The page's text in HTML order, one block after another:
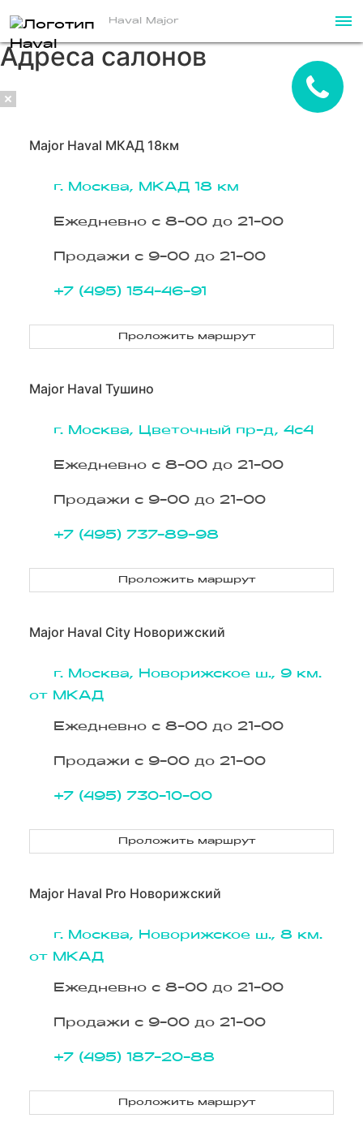
Haval Major
Адреса салонов
Major Haval МКАД 18км
г. Москва, МКАД 18 км
Ежедневно с 8-00 до 21-00
Продажи с 9-00 до 21-00
+7 (495) 154-46-91
Проложить маршрут
Major Haval Тушино
г. Москва, Цветочный пр-д, 4с4
Ежедневно с 8-00 до 21-00
Продажи с 9-00 до 21-00
+7 (495) 737-89-98
Проложить маршрут
Major Haval City Новорижский
г. Москва, Новорижское ш., 9 км.
от МКАД
Ежедневно с 8-00 до 21-00
Продажи с 9-00 до 21-00
+7 (495) 730-10-00
Проложить маршрут
Major Haval Pro Новорижский
г. Москва, Новорижское ш., 8 км.
от МКАД
Ежедневно с 8-00 до 21-00
Продажи с 9-00 до 21-00
+7 (495) 187-20-88
Проложить маршрут